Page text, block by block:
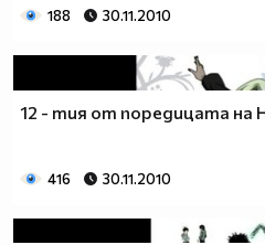
188 30.11.2010
12 - тия от поредицата на
416 30.11.2010